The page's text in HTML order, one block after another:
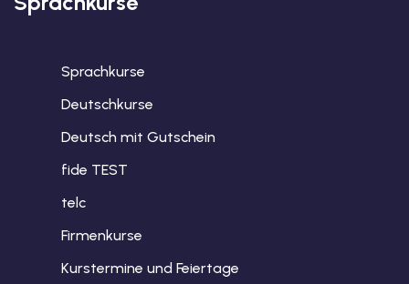
Sprachkurse
Deutschkurse
Deutsch mit Gutschein
fide TEST
telc
Firmenkurse
Kurstermine und Feiertage